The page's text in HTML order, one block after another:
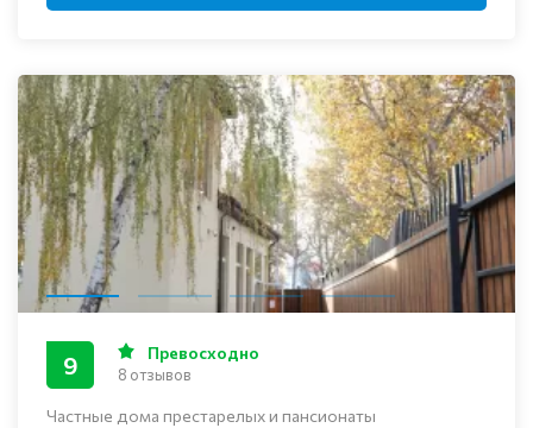
Частные дома престарелых и пансионаты
9 Превосходно
8 отзывов